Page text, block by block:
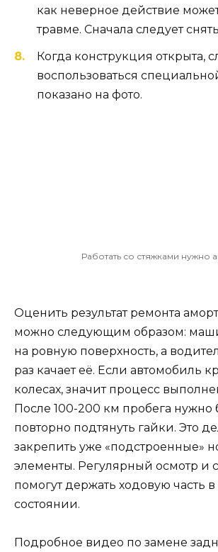
как неверное действие
травме. Сначала следует
Когда конструкция открыта,
воспользоваться
показано на фото.
Работать со стяжками нужно
Оценить результат ремонта
можно следующим образом:
на ровную поверхность, а
раз качает её. Если автомобиль
колесах, значит процесс
После 100-200 км пробега нужно
повторно подтянуть гайки. Это
закрепить уже «подстроенные»
элементы. Регулярный осмотр и
помогут держать ходовую часть
состоянии.
Подробное видео по замене